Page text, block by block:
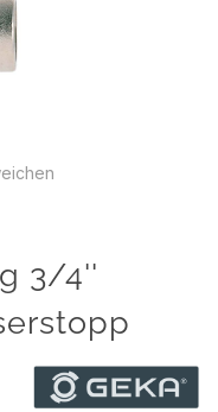
3/4''